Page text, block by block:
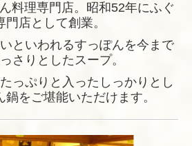
料理専門店。昭和52年にふぐ
門店として創業。
といわれるすっぽんを今まで
さりとしたスープ。
っぷりと入ったしっかりとし
をご堪能いただけます。